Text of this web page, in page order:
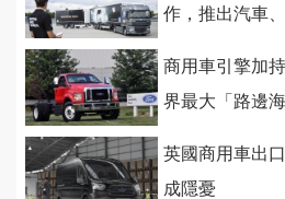
作，推出汽車
商用車引擎加
界最大「路邊
英國商用車出
成隱憂